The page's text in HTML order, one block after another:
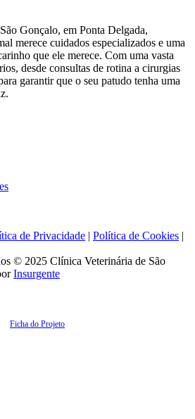
Gonçalo, em Ponta Delgada,
merece cuidados especializados e uma
que ele merece. Com uma vasta
desde consultas de rotina a cirurgias
garantir que o seu patudo tenha uma
de Privacidade | Política de Cookies |
© 2025 Clínica Veterinária de São
Insurgente
Ficha do Projeto